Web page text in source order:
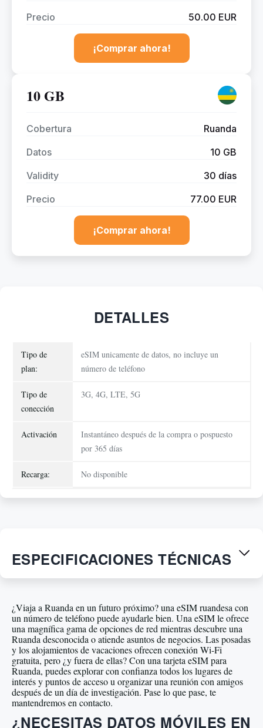
Precio
50.00 EUR
¡Comprar ahora!
10 GB
Cobertura
Ruanda
Datos
10 GB
Validity
30 días
Precio
77.00 EUR
¡Comprar ahora!
DETALLES
Tipo de
plan:
eSIM unicamente de datos, no incluye un
número de teléfono
Tipo de
conección
3G, 4G, LTE, 5G
Activación
Instantáneo después de la compra o pospuesto
por 365 días
Recarga: No disponible
ESPECIFICACIONES TÉCNICAS
¿Viaja a Ruanda en un futuro próximo? una eSIM ruandesa con
un número de teléfono puede ayudarle bien. Una eSIM le ofrece
una magnífica gama de opciones de red mientras descubre una
Ruanda desconocida o atiende asuntos de negocios. Las posadas
y los alojamientos de vacaciones ofrecen conexión Wi-Fi
gratuita, pero ¿y fuera de ellas? Con una tarjeta eSIM para
Ruanda, puedes explorar con confianza todos los lugares de
interés y puntos de acceso u organizar una reunión con amigos
después de un día de investigación. Pase lo que pase, te
mantendremos en contacto.
¿NECESITAS DATOS MÓVILES EN